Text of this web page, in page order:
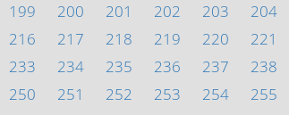
199 200 201 202 203 204
216 217 218 219 220 221
233 234 235 236 237 238
250 251 252 253 254 255